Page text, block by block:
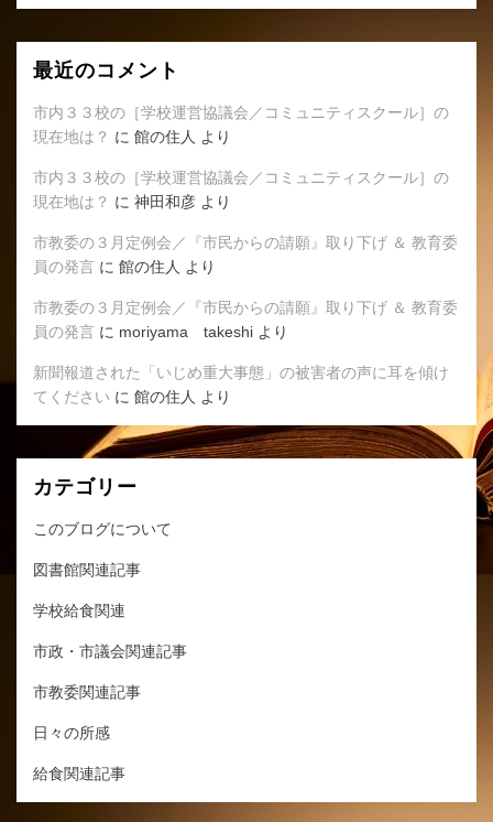
最近のコメント
市内３３校の［学校運営協議会／コミュニティスクール］の
現在地は？ に 館の住人 より
市内３３校の［学校運営協議会／コミュニティスクール］の
現在地は？ に 神田和彦 より
市教委の３月定例会／『市民からの請願』取り下げ ＆ 教育委
員の発言 に 館の住人 より
市教委の３月定例会／『市民からの請願』取り下げ ＆ 教育委
員の発言 に moriyama takeshi より
新聞報道された「いじめ重大事態」の被害者の声に耳を傾け
てください に 館の住人 より
カテゴリー
このブログについて
図書館関連記事
学校給食関連
市政・市議会関連記事
市教委関連記事
日々の所感
給食関連記事